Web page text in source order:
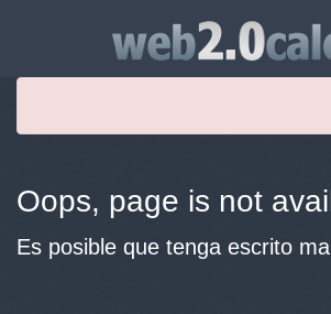
Oops, page is not
Es posible que tenga escrito